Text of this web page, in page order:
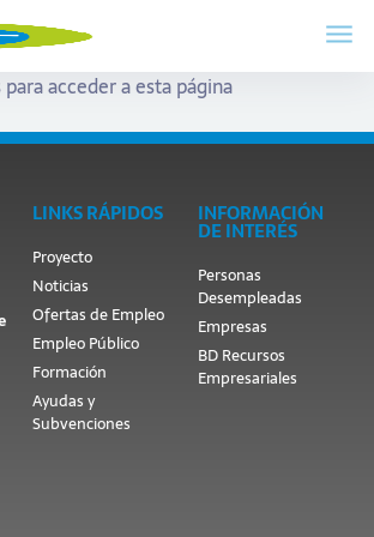
acceder a esta página
LINKS RÁPIDOS
Proyecto
Noticias
Ofertas de Empleo
Empleo Público
Formación
Ayudas y
Subvenciones
INFORMACIÓN
DE INTERÉS
Personas
Desempleadas
Empresas
BD Recursos
Empresariales